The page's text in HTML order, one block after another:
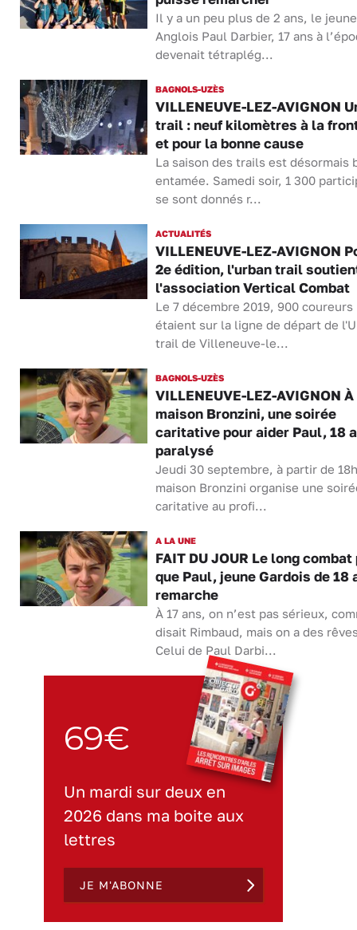
Il y a un peu plus de 2 ans, le jeune
Anglois Paul Darbier, 17 ans à
devenait tétraplég...
BAGNOLS-UZÈS
VILLENEUVE-LEZ-AVIGNON
trail : neuf kilomètres à la
et pour la bonne cause
La saison des trails est désormais
entamée. Samedi soir, 1 300
se sont donnés r...
ACTUALITÉS
VILLENEUVE-LEZ-AVIGNON
2e édition, l'urban trail
l'association Vertical Combat
Le 7 décembre 2019, 900 coureurs
étaient sur la ligne de départ de
trail de Villeneuve-le...
BAGNOLS-UZÈS
VILLENEUVE-LEZ-AVIGNON
maison Bronzini, une soirée
caritative pour aider Paul, 18
paralysé
Jeudi 30 septembre, à partir de
maison Bronzini organise une
caritative au profi...
A LA UNE
FAIT DU JOUR Le long combat
que Paul, jeune Gardois de 18
remarche
À 17 ans, on n’est pas sérieux,
disait Rimbaud, mais on a des
Celui de Paul Darbi...
69€
Un mardi sur deux en
2026 dans ma boite aux
lettres
JE M'ABONNE